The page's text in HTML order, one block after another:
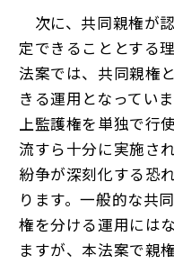
次に、共同親権が
定できることとする
法案では、共同親権
きる運用となってい
上監護権を単独で行
流すら十分に実施さ
紛争が深刻化する恐
ります。一般的な共
権を分ける運用には
ますが、本法案で親